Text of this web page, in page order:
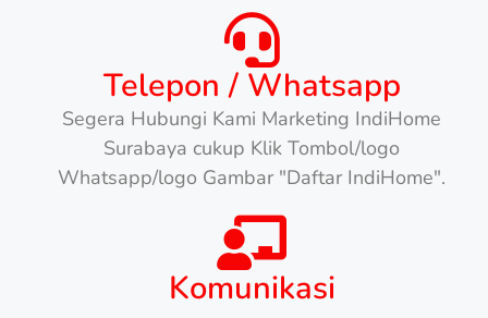
Telepon / Whatsapp
Segera Hubungi Kami Marketing IndiHome
Surabaya cukup Klik Tombol/logo
Whatsapp/logo Gambar "Daftar IndiHome".
Komunikasi